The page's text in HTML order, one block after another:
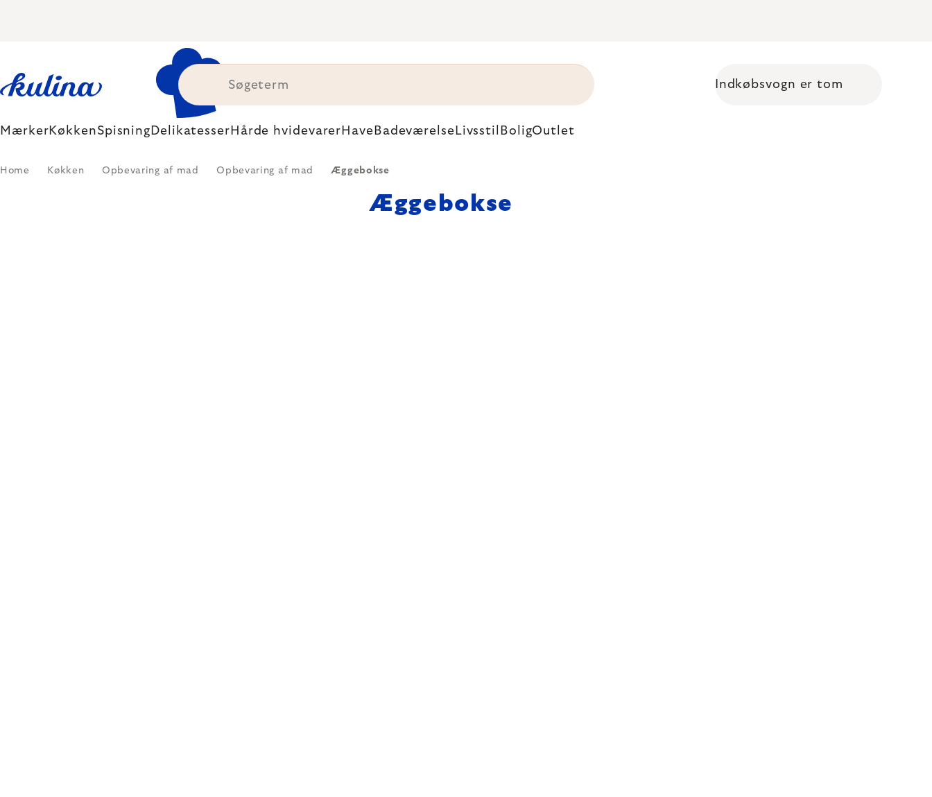
Shopping cart
Indkøbsvogn er tom
MærkerKøkkenSpisning Delikatesser Hårde hvidevarer Have Badeværelse Livsstil BoligOutlet
Home Køkken Opbevaring af mad Opbevaring af mad Æggebokse
Æggebokse